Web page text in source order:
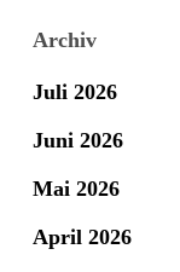
Archiv
Juli 2026
Juni 2026
Mai 2026
April 2026